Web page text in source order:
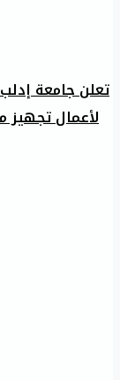
تعلن جامعة
لأعمال تجهيز